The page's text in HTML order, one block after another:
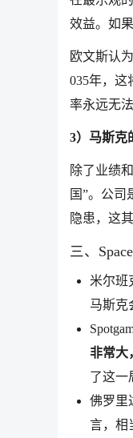
效益。如
欧文斯认
035年，这
率永远无
3）马斯克
除了业绩
国”。公
隐患，这
三、
米尔班
马斯克
非常大
了这一
佛罗里
言，相